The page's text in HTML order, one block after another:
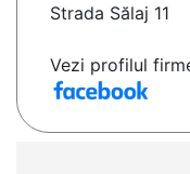
Strada Sălaj 11
Vezi profilul